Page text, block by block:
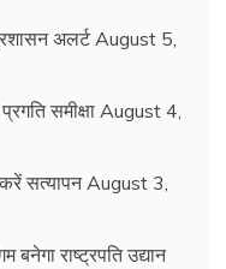
अलर्ट August 5,
समीक्षा August 4,
सत्यापन August 3,
राष्ट्रपति उद्यान